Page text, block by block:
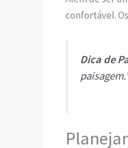
confortável.
Dica de